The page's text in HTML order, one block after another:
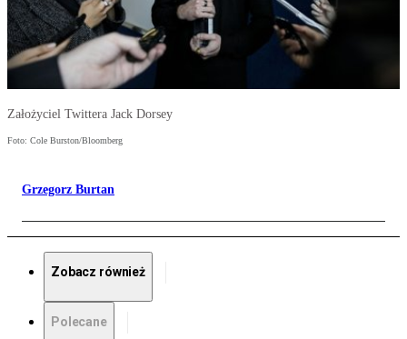
Założyciel Twittera Jack Dorsey
Foto: Cole Burston/Bloomberg
Grzegorz Burtan
Zobacz również
Polecane